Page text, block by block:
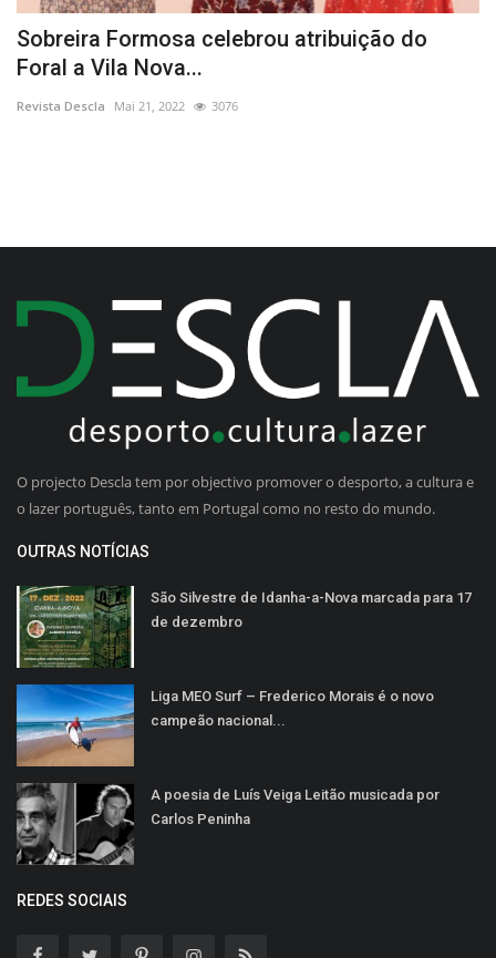
Sobreira Formosa celebrou atribuição do
Foral a Vila Nova...
Revista Descla Mai 21, 2022 3076
O projecto Descla tem por objectivo promover o desporto, a cultura e
o lazer português, tanto em Portugal como no resto do mundo.
OUTRAS NOTÍCIAS
São Silvestre de Idanha-a-Nova marcada para 17
de dezembro
Liga MEO Surf – Frederico Morais é o novo
campeão nacional...
A poesia de Luís Veiga Leitão musicada por
Carlos Peninha
REDES SOCIAIS